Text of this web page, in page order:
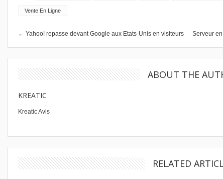
Vente En Ligne
← Yahoo! repasse devant Google aux Etats-Unis en visiteurs Serveur
ABOUT THE
KREATIC
Kreatic Avis
RELATED